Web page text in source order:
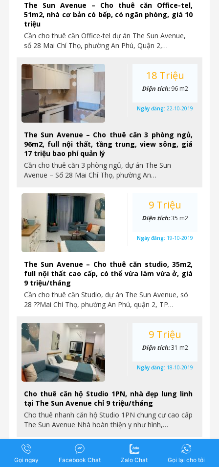
The Sun Avenue – Cho thuê căn Office-tel,
51m2, nhà cơ bản có bếp, có ngăn phòng, giá 10
triệu
Cần cho thuê căn Office-tel dự án The Sun Avenue,
số 28 Mai Chí Thọ, phường An Phú, Quận 2,…
The Sun Avenue – Cho thuê căn 3 phòng ngủ,
96m2, full nội thất, tầng trung, view sông, giá
17 triệu bao phí quản lý
Cần cho thuê căn 3 phòng ngủ, dự án The Sun
Avenue – Số 28 Mai Chí Thọ, phường An…
18 Triệu
Diện tích:96 m2
Ngày đăng: 22-10-2019
The Sun Avenue – Cho thuê căn studio, 35m2,
full nội thất cao cấp, có thể vừa làm vừa ở, giá
9 triệu/tháng
Cần cho thuê căn Studio, dự án The Sun Avenue, só
28 ??Mai Chí Thọ, phường An Phú, quận 2, TP…
9 Triệu
Diện tích:35 m2
Ngày đăng: 19-10-2019
Cho thuê căn hộ Studio 1PN, nhà đẹp lung linh
tại The Sun Avenue chỉ 9 triệu/tháng
Cho thuê nhanh căn hộ Studio 1PN chung cư cao cấp
The Sun Avenue Nhà hoàn thiện y như hình,…
9 Triệu
Diện tích:31 m2
Ngày đăng: 18-10-2019
15 Triệu
Gọi ngay Facebook Chat Zalo Chat Gọi lại cho tôi